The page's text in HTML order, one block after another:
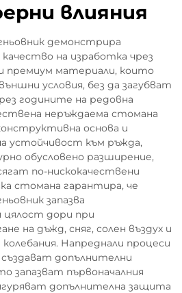
влияния
демонстрира
на изработка чрез
премиум материали, които
условия, без да загубват
годините на редовна
неръждаема стомана
основа и
устойчивост към ръжда,
обусловено разширение,
по-нискокачествени
стомана гарантира, че
запазва
дори при
на дъжд, сняг, солен въздух и
Напреднали процеси
създават допълнителни
запазват първоначалния
допълнителна защита